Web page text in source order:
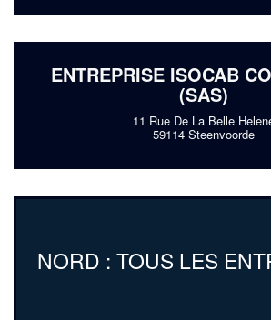
ENTREPRISE ISOCAB
(SAS)
11 Rue De La Belle
59114 Steenvoorde
NORD : TOUS LES